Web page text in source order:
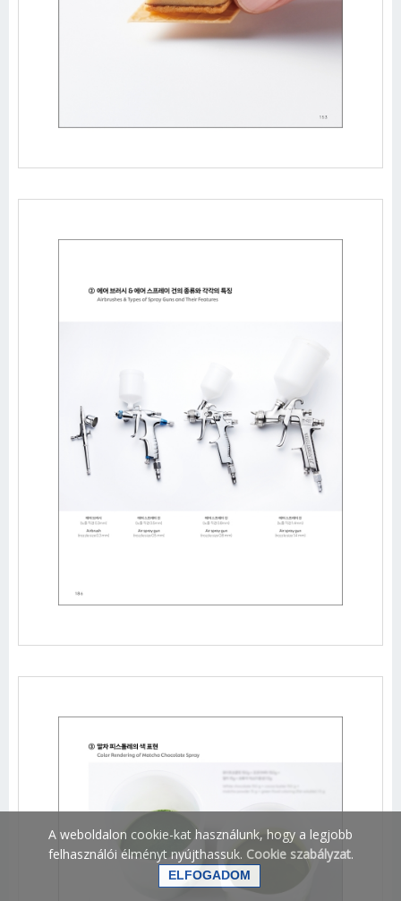
A weboldalon cookie-kat használunk, hogy a legjobb
felhasználói élményt nyújthassuk. Cookie szabályzat.